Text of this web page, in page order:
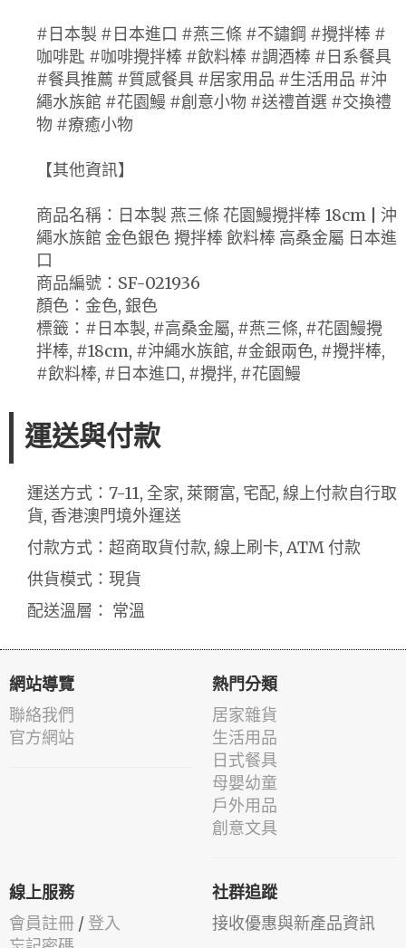
#日本製 #日本進口 #燕三條 #不鏽鋼 #攪拌棒 #
咖啡匙 #咖啡攪拌棒 #飲料棒 #調酒棒 #日系餐具
#餐具推薦 #質感餐具 #居家用品 #生活用品 #沖
繩水族館 #花園鰻 #創意小物 #送禮首選 #交換禮
物 #療癒小物
【其他資訊】
商品名稱：日本製 燕三條 花園鰻攪拌棒 18cm | 沖
繩水族館 金色銀色 攪拌棒 飲料棒 高桑金屬 日本進
口
商品編號：SF-021936
顏色：金色, 銀色
標籤：#日本製, #高桑金屬, #燕三條, #花園鰻攪
拌棒, #18cm, #沖繩水族館, #金銀兩色, #攪拌棒,
#飲料棒, #日本進口, #攪拌, #花園鰻
運送與付款
運送方式：7-11, 全家, 萊爾富, 宅配, 線上付款自行取
貨, 香港澳門境外運送
付款方式：超商取貨付款, 線上刷卡, ATM 付款
供貨模式：現貨
配送溫層： 常溫
網站導覽
聯絡我們
官方網站
熱門分類
居家雜貨
生活用品
日式餐具
母嬰幼童
戶外用品
創意文具
線上服務
會員註冊 / 登入
社群追蹤
接收優惠與新產品資訊